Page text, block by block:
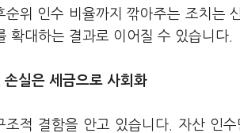
위 인수 비율까지 깎아주는 조치는
확대하는 결과로 이어질 수 있습니다.
실은 세금으로 사회화
적 결함을 안고 있습니다. 자산 인